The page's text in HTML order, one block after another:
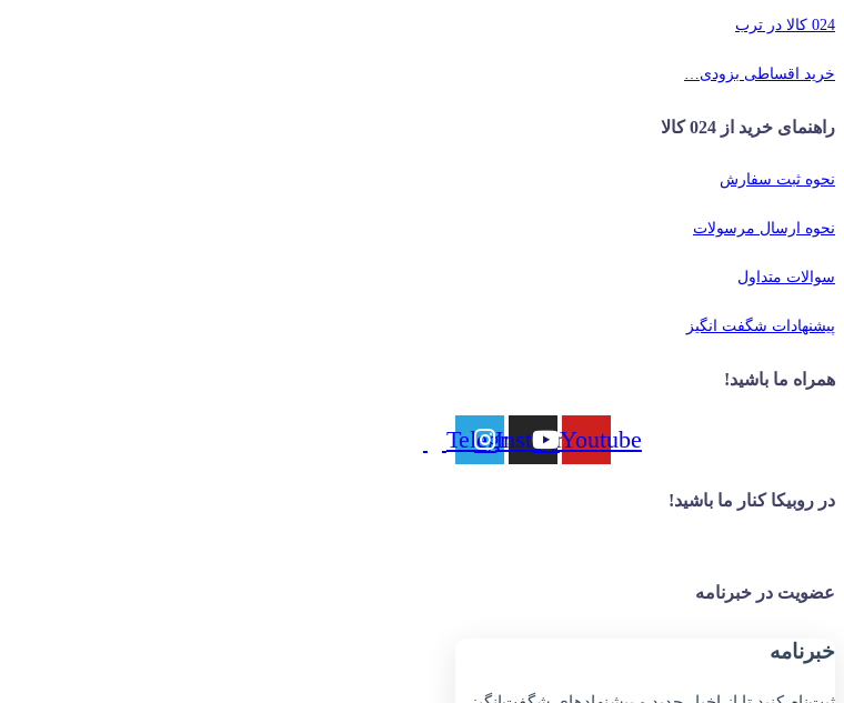
024 کالا در ترب
خرید اقساطی بزودی…
راهنمای خرید از 024 کالا
نحوه ثبت سفارش
نحوه ارسال مرسولات
سوالات متداول
پیشنهادات شگفت انگیز
همراه ما باشید!
Youtube
Instagram
Telegram
در روبیکا کنار ما باشید!
عضویت در خبرنامه
خبر‌نامه